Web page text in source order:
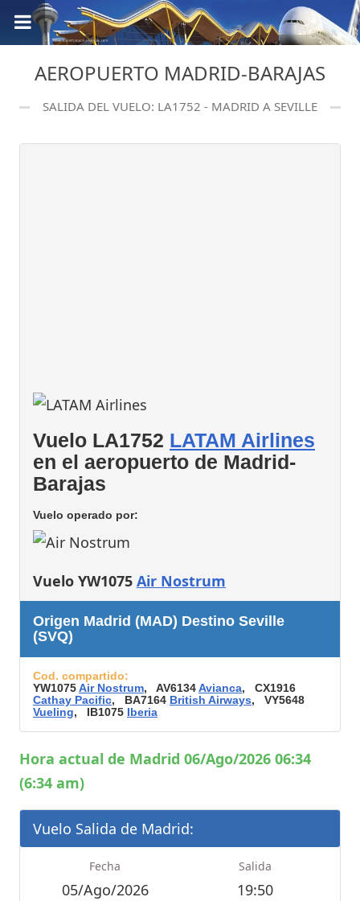
AEROPUERTO MADRID-BARAJAS
SALIDA DEL VUELO: LA1752 - MADRID A SEVILLE
Vuelo LA1752 LATAM Airlines
en el aeropuerto de Madrid-
Barajas
Vuelo operado por:
Vuelo YW1075 Air Nostrum
Origen Madrid (MAD) Destino Seville
(SVQ)
Cod. compartido:
YW1075Air Nostrum, AV6134Avianca, CX1916
Cathay Pacific, BA7164 British Airways, VY5648
Vueling, IB1075 Iberia
Hora actual de Madrid 06/Ago/2026 06:34
(6:34 am)
Vuelo Salida de Madrid:
Fecha
05/Ago/2026
Salida
19:50